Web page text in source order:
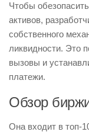
Чтобы
активов,
собственного
ликвидности. Это
вызовы и
платежи.
Обзор
Она входит в топ-